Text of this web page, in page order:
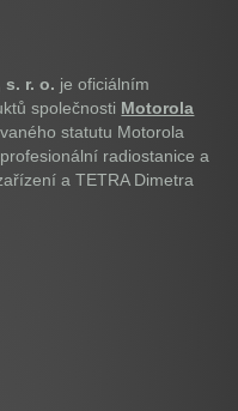
s. r. o. je oficiálním
společnosti Motorola
statutu Motorola
radiostanice a
a TETRA Dimetra